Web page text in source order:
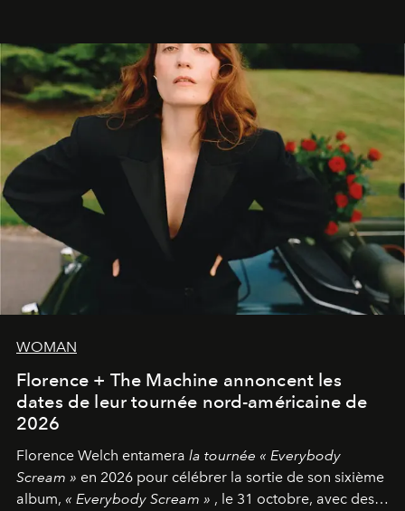
WOMAN
Florence + The Machine annoncent les
dates de leur tournée nord-américaine de
2026
Florence Welch entamera la tournée « Everybody
Scream » en 2026 pour célébrer la sortie de son sixième
album, « Everybody Scream » , le 31 octobre, avec des